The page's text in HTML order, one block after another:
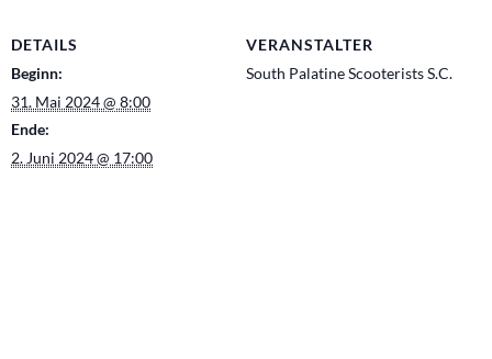
DETAILS
Beginn:
31. Mai 2024 @ 8:00
Ende:
2. Juni 2024 @ 17:00
VERANSTALTER
South Palatine Scooterists S.C.